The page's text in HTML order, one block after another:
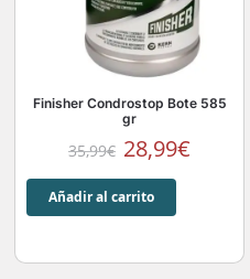
Finisher Condrostop Bote 585
gr
35,99€ 28,99€
Añadir al carrito